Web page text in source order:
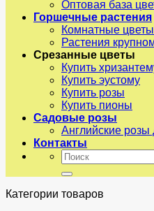
Оптовая база
Горшечные растения
Комнатные
Растения
Срезанные цветы
Купить
Купить эустому
Купить розы
Купить пионы
Садовые розы
Английские
Контакты
Искать:
Категории товаров